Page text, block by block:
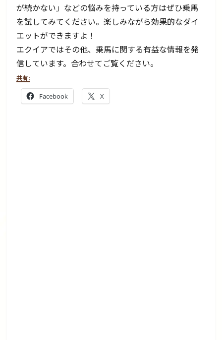
が続かない」などの悩みを持っている方はぜひ乗馬
を試してみてください。楽しみながら効果的なダイ
エットができますよ！
エクイアではその他、乗馬に関する有益な情報を発
信しています。合わせてご覧ください。
共有:
Facebook X